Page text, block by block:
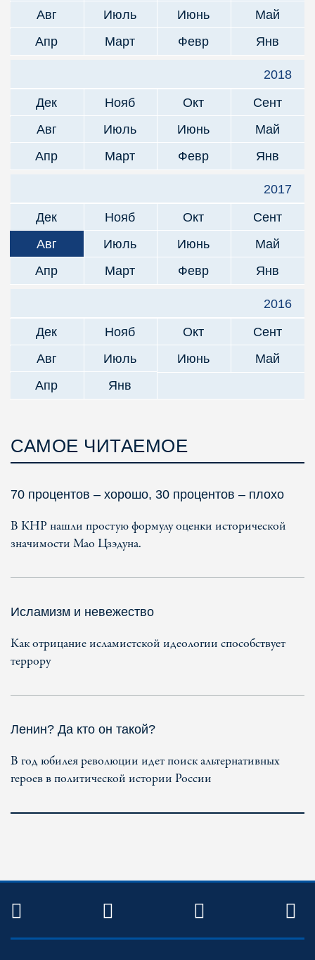
Авг
Июль Июнь
Май
Апр
Март Февр Янв
2018
Дек
Нояб Окт
Сент
Авг
Июль Июнь
Май
Апр
Март Февр Янв
2017
Дек
Нояб Окт
Сент
Авг
Июль Июнь
Май
Апр
Март Февр Янв
2016
Дек
Нояб Окт
Сент
Авг
Июль Июнь
Май
Апр
Янв
САМОЕ ЧИТАЕМОЕ
70 процентов – хорошо, 30 процентов – плохо
В КНР нашли простую формулу оценки исторической
значимости Мао Цзэдуна.
Исламизм и невежество
Как отрицание исламистской идеологии способствует
террору
Ленин? Да кто он такой?
В год юбилея революции идет поиск альтернативных
героев в политической истории России
TWITTER FACEBOOKYOUTUBE